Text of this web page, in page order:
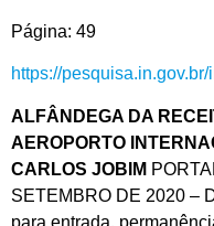
Página: 49
https://
ALFÂNDEGA DA
AEROPORTO
CARLOS JOBIM
SETEMBRO DE 2020 –
para entrada,